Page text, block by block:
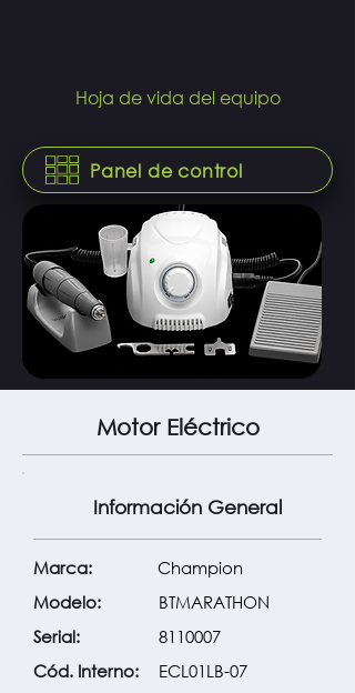
Hoja de vida del equipo
Panel de control
Motor Eléctrico
Información General
Marca:
Champion
Modelo:
BTMARATHON
Serial:
8110007
Cód. Interno:
ECL01LB-07